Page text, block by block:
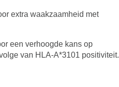
extra waakzaamheid met
een verhoogde kans op
van HLA-A*3101 positiviteit.